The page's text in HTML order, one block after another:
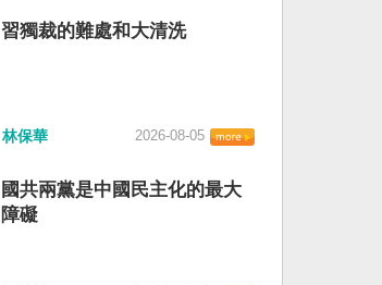
習獨裁的難處和大清洗
林保華 2026-08-05
國共兩黨是中國民主化的最大
障礙